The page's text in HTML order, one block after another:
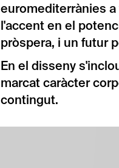
euromediterrànies
l'accent en el
pròspera, i un futur
En el disseny
marcat caràcter
contingut.